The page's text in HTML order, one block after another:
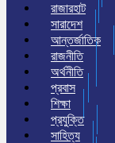
রাজারহাট
সারাদেশ
আন্তর্জাতিক
রাজনীতি
অর্থনীতি
প্রবাস
শিক্ষা
প্রযুক্তি
সাহিত্য